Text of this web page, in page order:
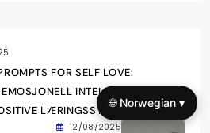
FOR SELF LOVE:
INTELLIGENS OG
LÆRINGSSTILER
12/08/2025
🌐 Norwegian ▾